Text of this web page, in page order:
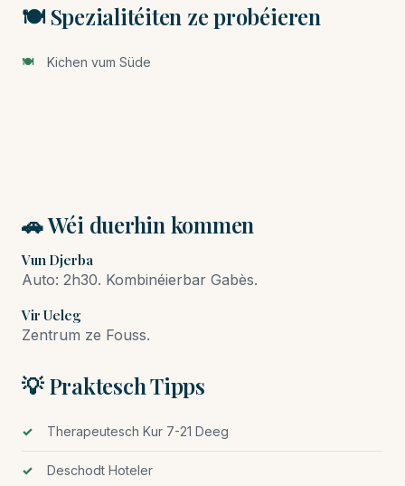
🍽️ Spezialitéiten ze probéieren
Kichen vum Süde
🚗 Wéi duerhin kommen
Vun Djerba
Auto: 2h30. Kombinéierbar Gabès.
Vir Ueleg
Zentrum ze Fouss.
💡 Praktesch Tipps
Therapeutesch Kur 7-21 Deeg
Deschodt Hoteler